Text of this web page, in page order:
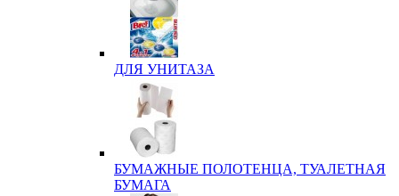
ДЛЯ УНИТАЗА
БУМАЖНЫЕ ПОЛОТЕНЦА, ТУАЛЕТНАЯ
БУМАГА